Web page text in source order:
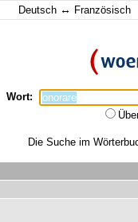
Deutsch ↔ Französisch
Wort:
Die Suche im